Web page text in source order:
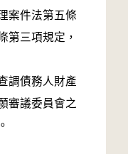
案件法第五條
第三項規定，
調債務人財產
審議委員會之